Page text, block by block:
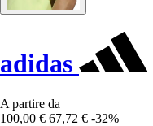
adidas
A partire da
100,00 € 67,72 € -32%